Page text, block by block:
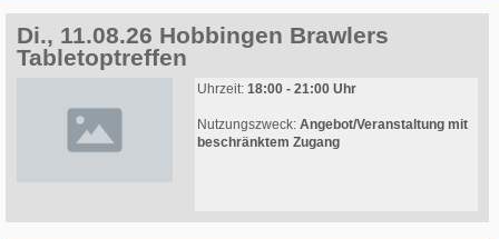
Di., 11.08.26 Hobbingen Brawlers
Tabletoptreffen
Uhrzeit: 18:00 - 21:00 Uhr
Nutzungszweck: Angebot/Veranstaltung mit
beschränktem Zugang